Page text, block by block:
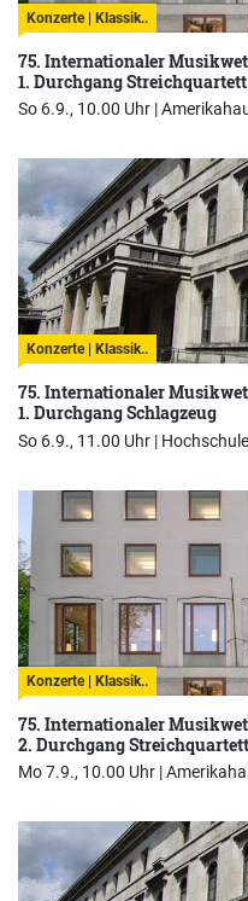
Konzerte | Klassik..
75. Internationaler
1. Durchgang Streichquartett
So 6.9., 10.00 Uhr |
Konzerte | Klassik..
75. Internationaler
1. Durchgang Schlagzeug
So 6.9., 11.00 Uhr |
Konzerte | Klassik..
75. Internationaler
2. Durchgang Streichquartett
Mo 7.9., 10.00 Uhr |